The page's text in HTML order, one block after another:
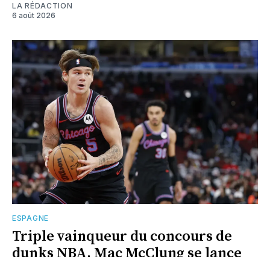
LA RÉDACTION
6 août 2026
ESPAGNE
Triple vainqueur du concours de
dunks NBA, Mac McClung se lance